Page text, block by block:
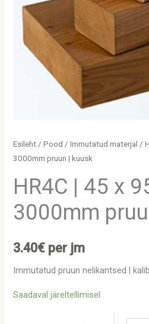
Esileht /Pood /Immutatud materjal /
3000mm pruun | kuusk
HR4C | 45 x
3000mm
3.40€ per jm
Immutatud pruun nelikantsed |
Saadaval järeltellimisel
3000mm